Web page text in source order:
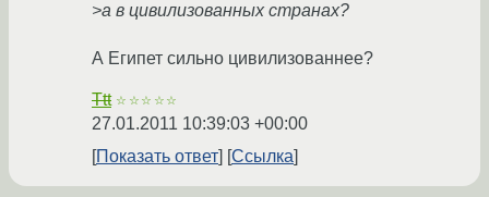
>а в цивилизованных странах?
А Египет сильно цивилизованнее?
Ttt ☆☆☆☆☆
27.01.2011 10:39:03 +00:00
Показать ответ
Ссылка